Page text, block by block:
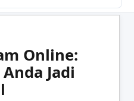
Online:
Jadi